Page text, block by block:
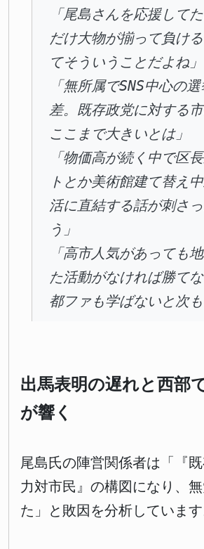
「尾島さんを応援して
だけ大物が揃って負け
てそういうことだよね」
「無所属でSNS中心の
差。既存政党に対する
ここまで大きいとは」
「物価高が続く中で区
トとか美術館建て替え
活に直結する話が刺さ
う」
「高市人気があっても
た活動がなければ勝て
都ファも学ばないと次も
出馬表明の遅れと西部
が響く
尾島氏の陣営関係者は「『
力対市民』の構図になり、
た」と敗因を分析しています